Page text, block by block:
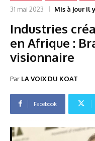
31 mai 2023 Mis à jour il
Industries
en Afrique :
visionnaire
Par LA VOIX DU KOAT
Facebook